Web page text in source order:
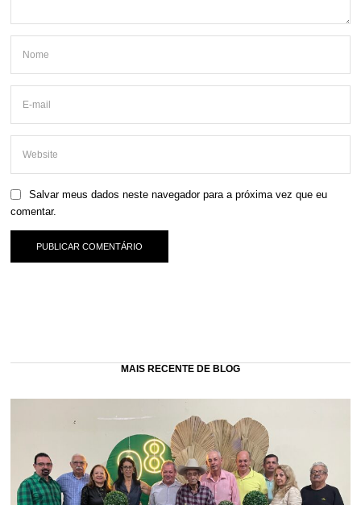
Salvar meus dados neste navegador para a próxima vez que eu
comentar.
MAIS RECENTE DE BLOG